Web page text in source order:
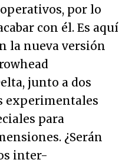
por lo
con él. Es aquí
la nueva versión
junto a dos
experimentales
para
¿Serán
inter-